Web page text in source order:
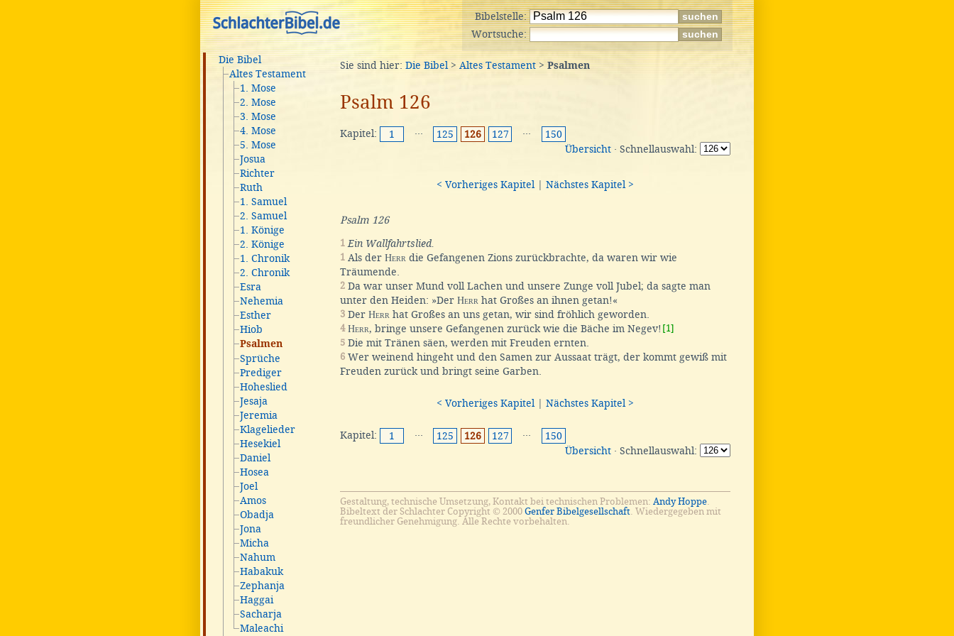
Bibelstelle:
Wortsuche:
Die Bibel
Altes Testament
1. Mose
2. Mose
3. Mose
4. Mose
5. Mose
Josua
Richter
Ruth
1. Samuel
2. Samuel
1. Könige
2. Könige
1. Chronik
2. Chronik
Esra
Nehemia
Esther
Hiob
Psalmen
Sprüche
Prediger
Hoheslied
Jesaja
Jeremia
Klagelieder
Hesekiel
Daniel
Hosea
Joel
Amos
Obadja
Jona
Micha
Nahum
Habakuk
Zephanja
Haggai
Sacharja
Maleachi
Sie sind hier: Die Bibel> Altes Testament>Psalmen
Psalm 126
Kapitel: 1 ··· 125 126 127 ···
150
Übersicht · Schnellauswahl:
< Vorheriges Kapitel Nächstes Kapitel >
Psalm 126
1 Ein Wallfahrtslied.
1 Als der Herr die Gefangenen Zions zurückbrachte, da waren wir wie
Träumende.
2 Da war unser Mund voll Lachen und unsere Zunge voll Jubel; da sagte man
unter den Heiden: »Der Herr hat Großes an ihnen getan!«
3 Der Herr hat Großes an uns getan, wir sind fröhlich geworden.
4 Herr, bringe unsere Gefangenen zurück wie die Bäche im Negev! [1]
5 Die mit Tränen säen, werden mit Freuden ernten.
6 Wer weinend hingeht und den Samen zur Aussaat trägt, der kommt gewiß mit
Freuden zurück und bringt seine Garben.
< Vorheriges Kapitel Nächstes Kapitel >
Kapitel: 1 ··· 125 126 127 ···
150
Übersicht · Schnellauswahl:
Gestaltung, technische Umsetzung, Kontakt bei technischen Problemen: Andy Hoppe.
Bibeltext der Schlachter Copyright © 2000 Genfer Bibelgesellschaft. Wiedergegeben mit
freundlicher Genehmigung. Alle Rechte vorbehalten.